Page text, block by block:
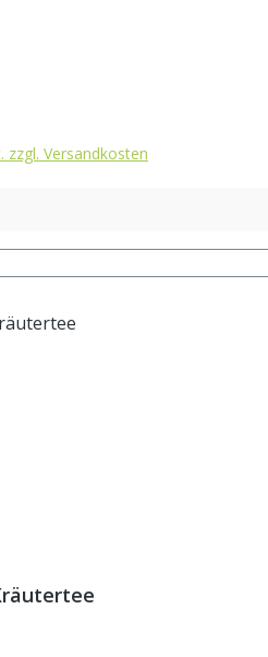
zzgl. Versandkosten